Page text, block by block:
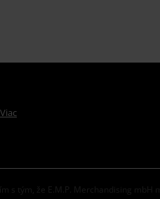
Viac
s tým, že E.M.P. Merchandising mbH